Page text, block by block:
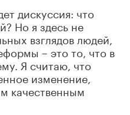
дискуссия: что
Но я здесь не
взглядов людей,
– это то, что в
Я считаю, что
изменение,
качественным